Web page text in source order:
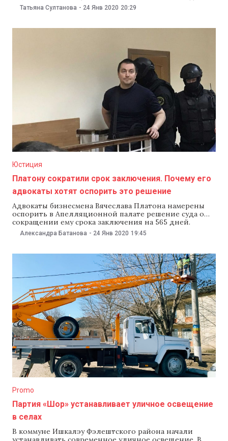
Молдовы за глобальные цели». Вместо приветствия к
молодежи министр обратился со словами
адвокатов. На видео, которое опубликовал 24 января
Татьяна Султанова - 24 Янв 2020 20:29
Юстиция
Платону сократили срок заключения. Почему его
адвокаты хотят оспорить это решение
Адвокаты бизнесмена Вячеслава Платона намерены
оспорить в Апелляционной палате решение суда о
сокращении ему срока заключения на 565 дней.
Адвокаты при этом заявили, что «любое сокращение
срока не восстановит справедливость, так как Платон
на 565 дней срок заключения бизнесмена Вячеслава
Платона, которого год
Александра Батанова - 24 Янв 2020 19:45
Promo
Партия «Шор» устанавливает уличное освещение
в селах
В коммуне Ишкалэу Фэлештского района начали